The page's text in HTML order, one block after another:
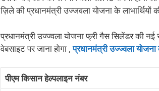
ज़िले की प्रधानमंत्री उज्जवला योजना के लाभार्थियों
प्रधानमंत्री उज्ज्वला योजना फ्री गैस सिलेंडर की
वेबसाइट पर जाना होगा ,प्रधानमंत्री उज्ज्वला
पीएम किसान हेल्पलाइन नंबर